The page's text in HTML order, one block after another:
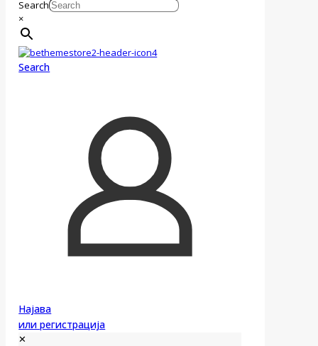
Search
×
Search
Најава
или регистрација
✕